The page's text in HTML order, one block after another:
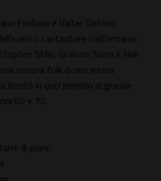
Frollano e Valter Detond,
cantautore californiano:
Stills, Graham Nash e Neil
sonora folk di una intera
libertà in quel periodo di grande
60 e 70.
& piano